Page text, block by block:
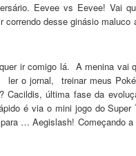
Eevee vs Eevee! Vai
desse ginásio
ir comigo lá. A menina vai
o jornal, treinar meus
Cacildis, última fase da
é via o mini jogo do
… Aegislash! Começando